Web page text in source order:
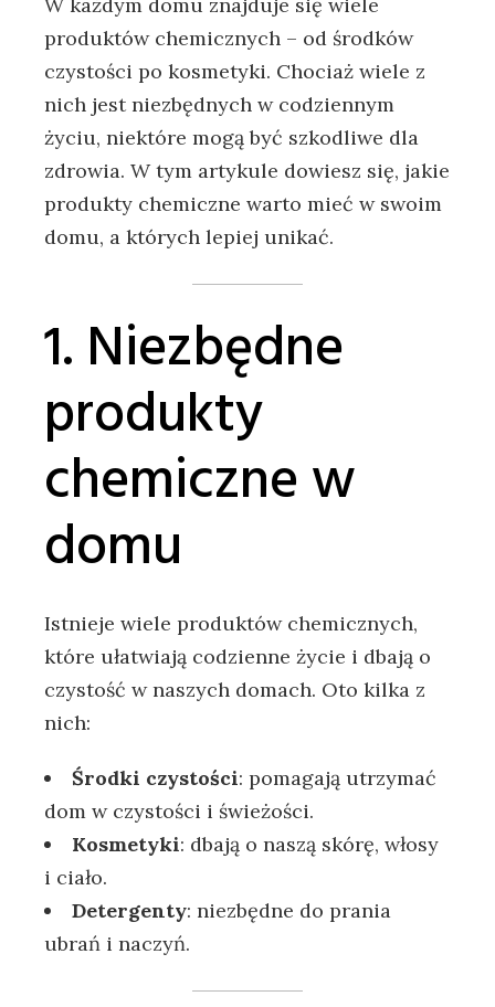
produktów chemicznych – od środków
czystości po kosmetyki. Chociaż wiele z
nich jest niezbędnych w codziennym
życiu, niektóre mogą być szkodliwe dla
zdrowia. W tym artykule dowiesz się, jakie
produkty chemiczne warto mieć w swoim
domu, a których lepiej unikać.
1. Niezbędne
produkty
chemiczne w
domu
Istnieje wiele produktów chemicznych,
które ułatwiają codzienne życie i dbają o
czystość w naszych domach. Oto kilka z
nich:
Środki czystości: pomagają utrzymać
dom w czystości i świeżości.
Kosmetyki: dbają o naszą skórę, włosy
i ciało.
Detergenty: niezbędne do prania
ubrań i naczyń.